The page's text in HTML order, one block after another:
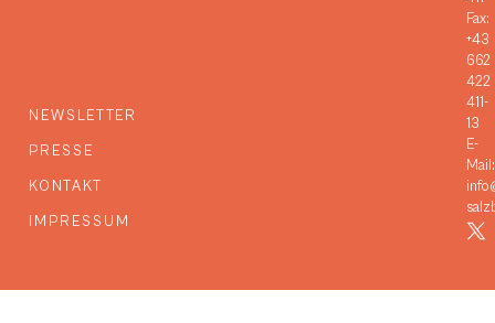
NEWSLETTER
PRESSE
KONTAKT
IMPRESSUM
Fax:
+43
662
422
411-
13
E-
Mail: